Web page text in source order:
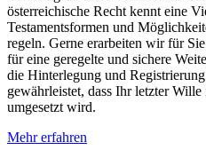
österreichische Recht kennt eine
Testamentsformen und
regeln. Gerne erarbeiten wir für
für eine geregelte und sichere
die Hinterlegung und
gewährleistet, dass Ihr letzter
umgesetzt wird.
Mehr erfahren